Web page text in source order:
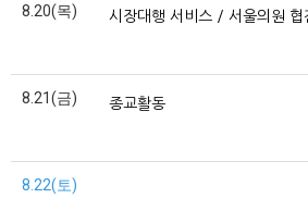
8.20(목) 시장대행 서비스 / 서울의원 협
8.21(금) 종교활동
8.22(토)